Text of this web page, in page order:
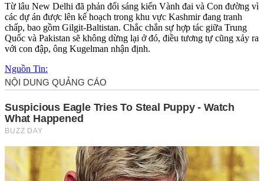
Từ lâu New Delhi đã phản đối sáng kiến Vành đai và Con đường vì
các dự án được lên kế hoạch trong khu vực Kashmir đang tranh
chấp, bao gồm Gilgit-Baltistan. Chắc chắn sự hợp tác giữa Trung
Quốc và Pakistan sẽ không dừng lại ở đó, điều tương tự cũng xảy ra
với con đập, ông Kugelman nhận định.
Nguồn Tin: